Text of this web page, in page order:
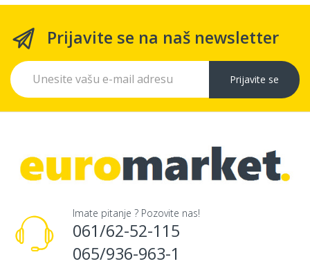
Prijavite se na naš newsletter
Prijavite se
Imate pitanje ? Pozovite nas!
061/62-52-115
065/936-963-1